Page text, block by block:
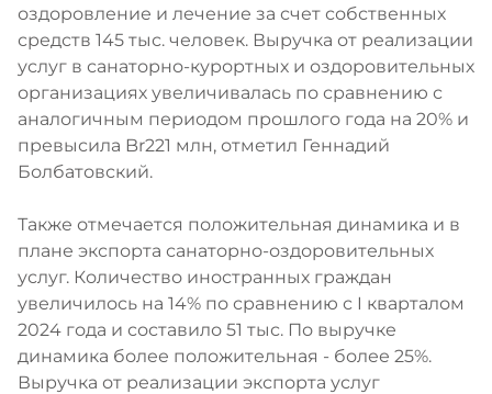
оздоровление и лечение за счет собственных
средств 145 тыс. человек. Выручка от реализации
услуг в санаторно-курортных и оздоровительных
организациях увеличивалась по сравнению с
аналогичным периодом прошлого года на 20% и
превысила Br221 млн, отметил Геннадий
Болбатовский.
Также отмечается положительная динамика и в
плане экспорта санаторно-оздоровительных
услуг. Количество иностранных граждан
увеличилось на 14% по сравнению с I кварталом
2024 года и составило 51 тыс. По выручке
динамика более положительная - более 25%.
Выручка от реализации экспорта услуг